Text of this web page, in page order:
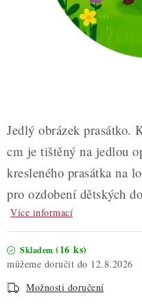
TÉMATICKÉ PRODUKTY
ZNAČKY
Nepřevzetí zásilky na dobírku
Hodnocení obchodu
Blog
Jedlý obrázek prasátko.
cm je tištěný na jedlou
kresleného prasátka na
pro ozdobení dětských
Více informací
Skladem (16 ks)
12.8.2026
Možnosti doručení